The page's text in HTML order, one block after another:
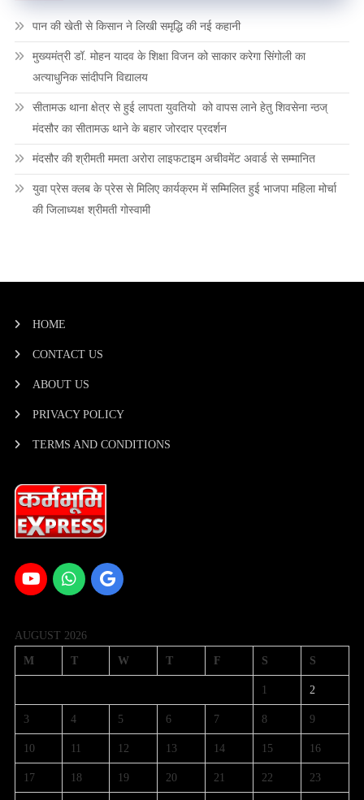
पान की खेती से किसान ने लिखी समृद्धि की नई कहानी
मुख्यमंत्री डॉ. मोहन यादव के शिक्षा विजन को साकार करेगा सिंगोली का
अत्याधुनिक सांदीपनि विद्यालय
सीतामऊ थाना क्षेत्र से हुई लापता युवतियो को वापस लाने हेतु शिवसेना न्ठज्
मंदसौर का सीतामऊ थाने के बहार जोरदार प्रदर्शन
मंदसौर की श्रीमती ममता अरोरा लाइफटाइम अचीवमेंट अवार्ड से सम्मानित
युवा प्रेस क्लब के प्रेस से मिलिए कार्यक्रम में सम्मिलित हुई भाजपा महिला मोर्चा
की जिलाध्यक्ष श्रीमती गोस्वामी
HOME
CONTACT US
ABOUT US
PRIVACY POLICY
TERMS AND CONDITIONS
AUGUST 2026
M T W T F S S
1 2
3 4 5 6 7 8 9
10 11 12 13 14 15 16
17 18 19 20 21 22 23